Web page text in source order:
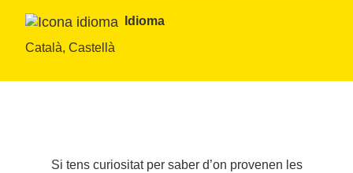
Idioma
Català, Castellà
Si tens curiositat per saber d’on provenen les